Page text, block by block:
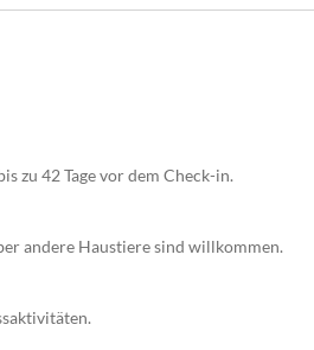
zu 42 Tage vor dem Check-in.
andere Haustiere sind willkommen.